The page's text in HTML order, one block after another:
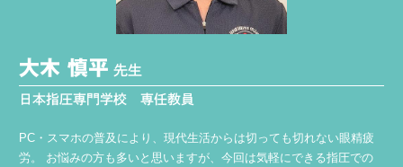
大木 慎平 先生
日本指圧専門学校 専任教員
PC・スマホの普及により、現代生活からは切っても切れない眼精疲
労。 お悩みの方も多いと思いますが、今回は気軽にできる指圧での